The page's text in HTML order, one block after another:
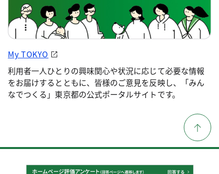
My TOKYO
利用者一人ひとりの興味関心や状況に応じて必要な情報
をお届けするとともに、皆様のご意見を反映し、「みん
なでつくる」東京都の公式ポータルサイトです。